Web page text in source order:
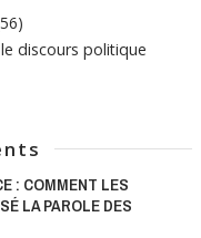
discours politique
: COMMENT LES
LA PAROLE DES